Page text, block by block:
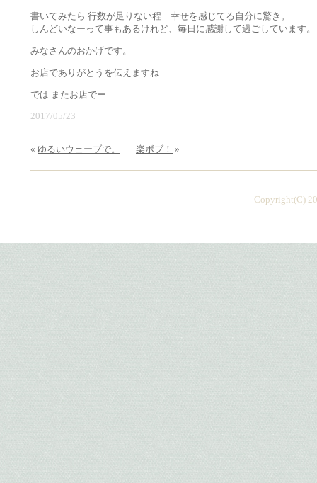
書いてみたら 行数が足りない程 幸せを感じてる自分に驚き。
しんどいなーって事もあるけれど、毎日に感謝して過ごしています。
みなさんのおかげです。
お店でありがとうを伝えますね
では またお店でー
2017/05/23
« ゆるいウェーブで。 ｜ 楽ボブ！ »
Copyright(C)